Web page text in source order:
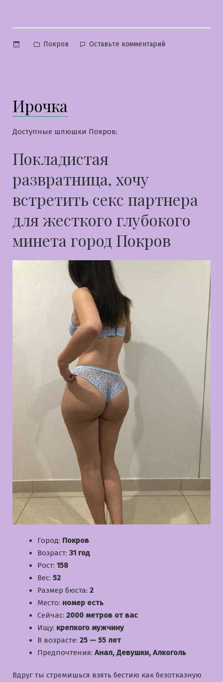
Опубликовано
Покров Оставьте комментарий
Ирочка
Доступные шлюшки Покров:
Покладистая
развратница, хочу
встретить секс партнера
для жесткого глубокого
минета город Покров
Город: Покров
Возраст: 31 год
Рост: 158
Вес: 52
Размер бюста: 2
Место: номер есть
Сейчас: 2000 метров от вас
Ищу: крепкого мужчину
В возрасте: 25 — 55 лет
Предпочтения: Анал, Девушки, Алкоголь
Вдруг ты стремишься взять бестию как безотказную